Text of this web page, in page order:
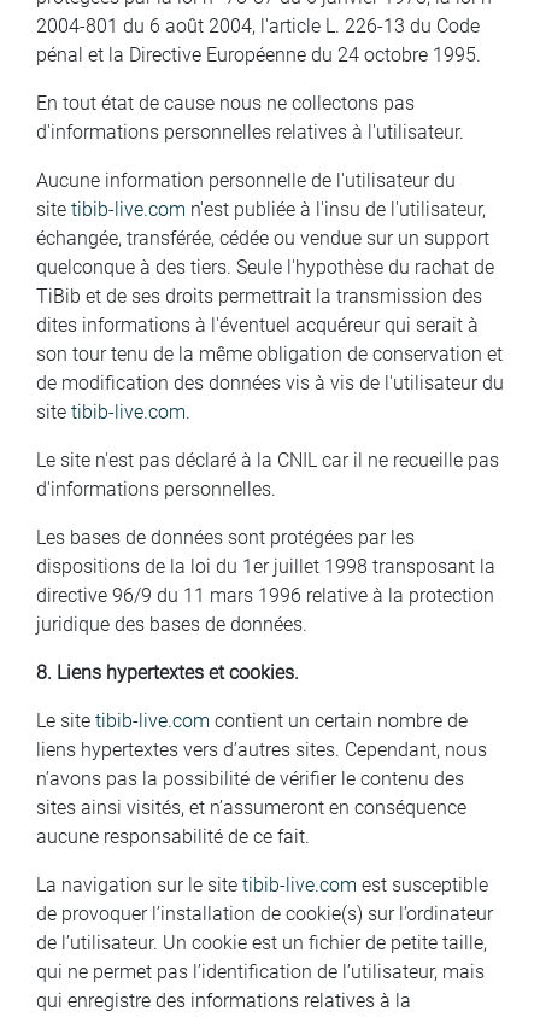
2004-801 du 6 août 2004, l'article L. 226-13 du Code
pénal et la Directive Européenne du 24 octobre 1995.
En tout état de cause nous ne collectons pas
d'informations personnelles relatives à l'utilisateur.
Aucune information personnelle de l'utilisateur du
site tibib-live.com n'est publiée à l'insu de l'utilisateur,
échangée, transférée, cédée ou vendue sur un support
quelconque à des tiers. Seule l'hypothèse du rachat de
TiBib et de ses droits permettrait la transmission des
dites informations à l'éventuel acquéreur qui serait à
son tour tenu de la même obligation de conservation et
de modification des données vis à vis de l'utilisateur du
site tibib-live.com.
Le site n'est pas déclaré à la CNIL car il ne recueille pas
d'informations personnelles.
Les bases de données sont protégées par les
dispositions de la loi du 1er juillet 1998 transposant la
directive 96/9 du 11 mars 1996 relative à la protection
juridique des bases de données.
8. Liens hypertextes et cookies.
Le site tibib-live.com contient un certain nombre de
liens hypertextes vers d’autres sites. Cependant, nous
n’avons pas la possibilité de vérifier le contenu des
sites ainsi visités, et n’assumeront en conséquence
aucune responsabilité de ce fait.
La navigation sur le site tibib-live.com est susceptible
de provoquer l’installation de cookie(s) sur l’ordinateur
de l’utilisateur. Un cookie est un fichier de petite taille,
qui ne permet pas l’identification de l’utilisateur, mais
qui enregistre des informations relatives à la